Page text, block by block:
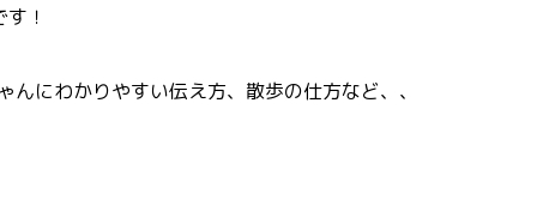
！
にわかりやすい伝え方、散歩の仕方など、、